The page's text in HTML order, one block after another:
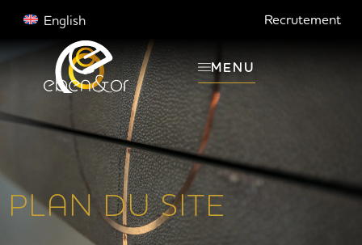
Recrutement
English
MENU
PLAN DU SITE